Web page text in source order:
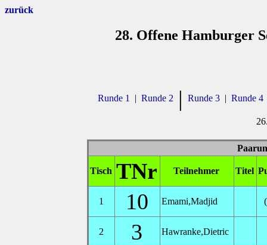
zurück
28. Offene Hamburger
Runde 1 | Runde 2 | Runde 3 | Runde 4
Tisch TNr Teilnehmer Titel
1 10 Emami,Madjid
2 3 Hawranke,Dietric